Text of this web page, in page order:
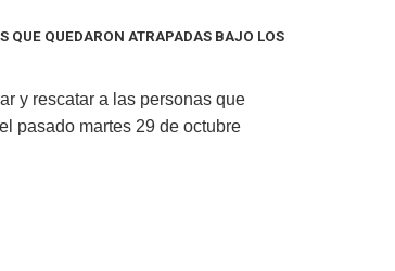
QUE QUEDARON ATRAPADAS BAJO LOS
y rescatar a las personas que
pasado martes 29 de octubre